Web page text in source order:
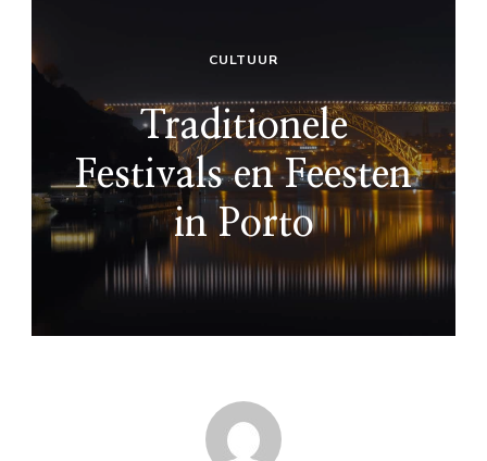
CULTUUR
Traditionele
Festivals en Feesten
in Porto